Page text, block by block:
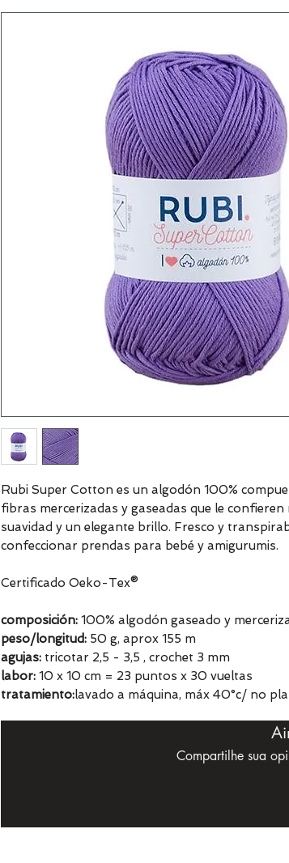
Rubi Super Cotton es un algodón 100%
fibras mercerizadas y gaseadas que le confieren
suavidad y un elegante brillo. Fresco y
confeccionar prendas para bebé y amigurumis.
Certificado Oeko-Tex®
composición: 100% algodón gaseado y
peso/longitud: 50 g, aprox 155 m
agujas: tricotar 2,5 - 3,5 , crochet 3 mm
labor: 10 x 10 cm = 23 puntos x 30 vueltas
tratamiento:lavado a máquina, máx 40°c/ no
Compartilhe sua